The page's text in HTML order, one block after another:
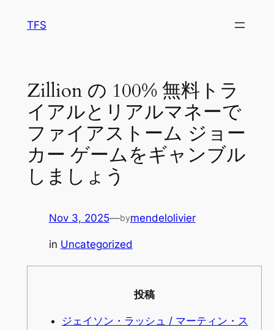
TFS
Zillion の 100% 無料トラ
イアルとリアルマネーで
ファイアストーム ジョー
カー ゲームをギャンブル
しましょう
Nov 3, 2025—bymendelolivier
in Uncategorized
投稿
ジェイソン・ラッシュ / マーティン・ス